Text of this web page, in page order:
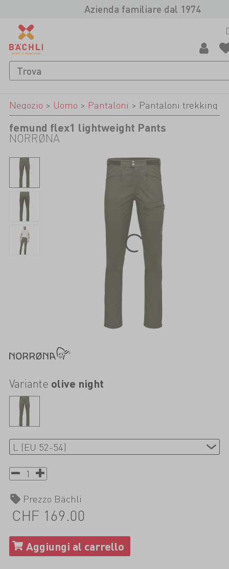
Azienda familiare dal 1974
Negozio > Uomo > Pantaloni > Pantaloni trekking
femund flex1 lightweight Pants
NORRØNA
Variante olive night
Prezzo Bächli
CHF 169.00